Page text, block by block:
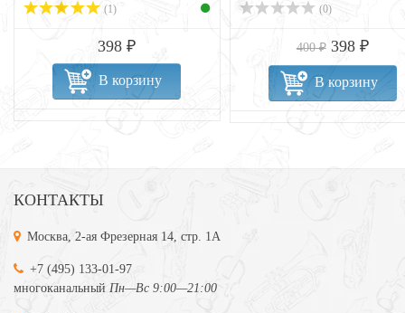
(1)
398 ₽
В корзину
(0)
400 ₽ 398 ₽
В корзину
КОНТАКТЫ
Москва, 2-ая Фрезерная 14, стр. 1А
+7 (495) 133-01-97
многоканальный Пн—Вс 9:00—21:00